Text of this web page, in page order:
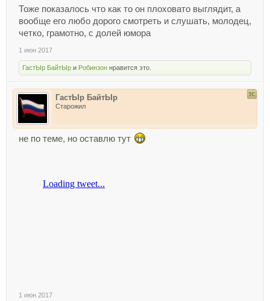
Тоже показалось что как то он плоховато выглядит, а
вообще его любо дорого смотреть и слушать, молодец,
четко, грамотно, с долей юмора
1 июн 2017
ГастЫр БайтЫр и Робинзон нравится это.
ГастЫр БайтЫр
Старожил
не по теме, но оставлю тут
1 июн 2017